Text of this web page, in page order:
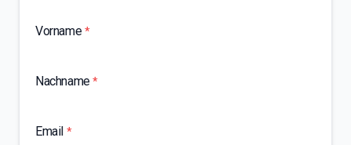
Vorname*
Nachname*
Email *